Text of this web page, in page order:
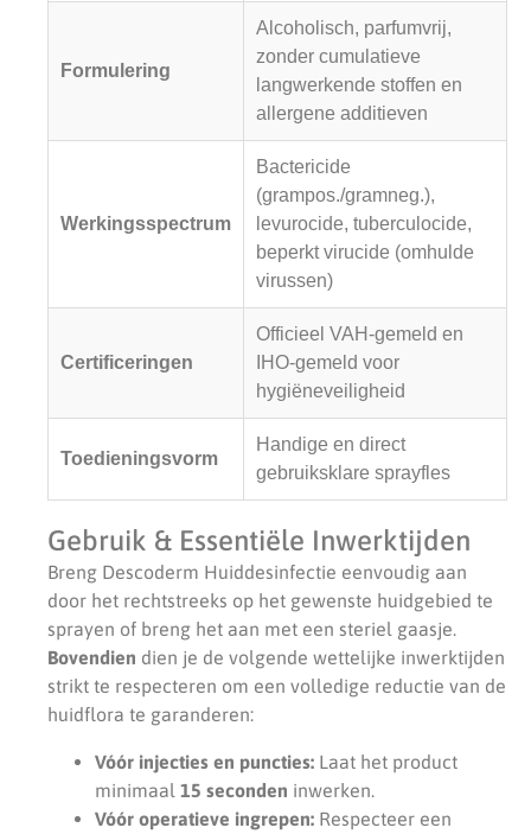
Formulering
Alcoholisch, parfumvrij,
zonder cumulatieve
langwerkende stoffen en
allergene additieven
Werkingsspectrum
Bactericide
(grampos./gramneg.),
levurocide, tuberculocide,
beperkt virucide (omhulde
virussen)
Certificeringen
Officieel VAH-gemeld en
IHO-gemeld voor
hygiëneveiligheid
Toedieningsvorm
Handige en direct
gebruiksklare sprayfles
Gebruik & Essentiële Inwerktijden
Breng Descoderm Huiddesinfectie eenvoudig aan
door het rechtstreeks op het gewenste huidgebied te
sprayen of breng het aan met een steriel gaasje.
Bovendien dien je de volgende wettelijke inwerktijden
strikt te respecteren om een volledige reductie van de
huidflora te garanderen:
Vóór injecties en puncties: Laat het product
minimaal 15 seconden inwerken.
Vóór operatieve ingrepen: Respecteer een